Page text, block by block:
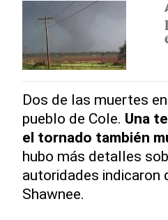
Dos de las muertes
pueblo de Cole. Una
el tornado también
hubo más detalles
autoridades indicaron
Shawnee.